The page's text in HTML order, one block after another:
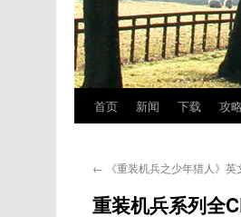
首页 新闻 下载 攻略
← 《重装机兵之少年猎人》
重装机兵系列全